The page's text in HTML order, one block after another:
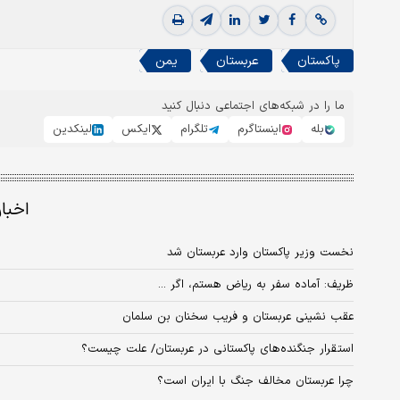
پاکستان عربستان یمن
ما را در شبکه‌های اجتماعی دنبال کنید
بله
اینستاگرم تلگرام ایکس لینکدین
نخست وزیر پاکستان وارد عربستان شد
ظریف: آماده سفر به ریاض هستم، اگر ...
عقب نشینی عربستان و فریب سخنان بن سلمان
استقرار جنگنده‌های پاکستانی در عربستان/ علت چیست؟
چرا عربستان مخالف جنگ با ایران است؟